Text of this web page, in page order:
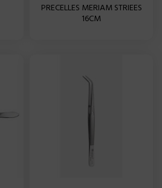
PRECELLES MERIAM STRIEES
16CM